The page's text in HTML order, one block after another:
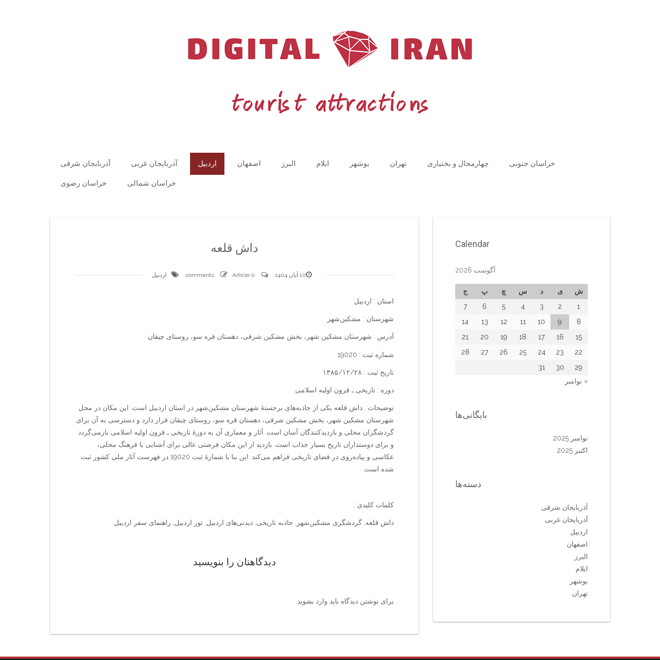
آذربایجان شرقی آذربایجان غربی اردبیل اصفهان البرز ایلام بوشهر تهران چهارمحال و بختیاری خراسان جنوبی
خراسان رضوی خراسان شمالی
داش قلعه
10 آبان 1404 0 comments
Article اردبیل
استان : اردبیل
شهرستان : مشکین‌شهر
آدرس : شهرستان مشکین شهر، بخش مشکین شرقی، دهستان قره سو، روستای چیقان
شماره ثبت : 19020
تاریخ ثبت : ۱۳۸۵/۱۲/۲۸
دوره : تاریخی ـ قرون اولیه اسلامی
توضیحات : داش قلعه یکی از جاذبه‌های برجستهٔ شهرستان مشکین‌شهر در استان اردبیل است. این مکان در محل
شهرستان مشکین شهر، بخش مشکین شرقی، دهستان قره سو، روستای چیقان قرار دارد و دسترسی به آن برای
گردشگران محلی و بازدیدکنندگان آسان است. آثار و معماری آن به دورهٔ تاریخی ـ قرون اولیه اسلامی بازمی‌گردد
و برای دوستداران تاریخ بسیار جذاب است. بازدید از این مکان فرصتی عالی برای آشنایی با فرهنگ محلی،
عکاسی و پیاده‌روی در فضای تاریخی فراهم می‌کند. این بنا با شمارهٔ ثبت 19020 در فهرست آثار ملی کشور ثبت
شده است.
کلمات کلیدی :
داش قلعه, گردشگری مشکین‌شهر, جاذبه تاریخی, دیدنی‌های اردبیل, تور اردبیل, راهنمای سفر اردبیل
دیدگاهتان را بنویسید
برای نوشتن دیدگاه باید وارد بشوید
Calendar
آگوست 2026
ش ی د س چ پ
ج
1
2
3
4
5
6
7
8
9
10
11
12
13
14
15
16
17
18
19
20
21
22
23
24
25
26
27
28
29
30
31
« نوامبر
بایگانی‌ها
نوامبر 2025
اکتبر 2025
دسته‌ها
آذربایجان شرقی
آذربایجان غربی
اردبیل
اصفهان
البرز
ایلام
بوشهر
تهران